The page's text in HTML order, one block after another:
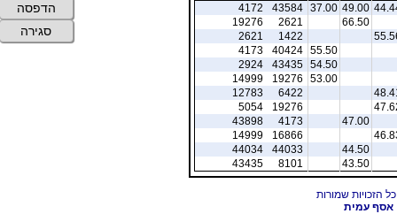
49.00
37.00
43584
4172
66.50
2621
19276
1422
2621
55.50
40424
4173
54.50
43435
2924
53.00
19276
14999
6422
12783
19276
5054
47.00
4173
43898
16866
14999
44.50
44033
44034
43.50
8101
43435
אסף עמית
הדפסה
סגירה